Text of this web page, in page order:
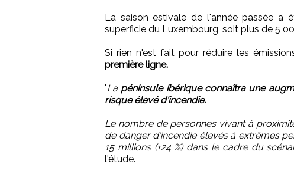
La saison estivale de l'année passée a
superficie du Luxembourg, soit plus de 5
Si rien n'est fait pour réduire les
première ligne.
"La péninsule ibérique connaîtra une
risque élevé d'incendie.
Le nombre de personnes vivant à
de danger d'incendie élevés à extrêmes
15 millions (+24 %) dans le cadre du
l'étude.